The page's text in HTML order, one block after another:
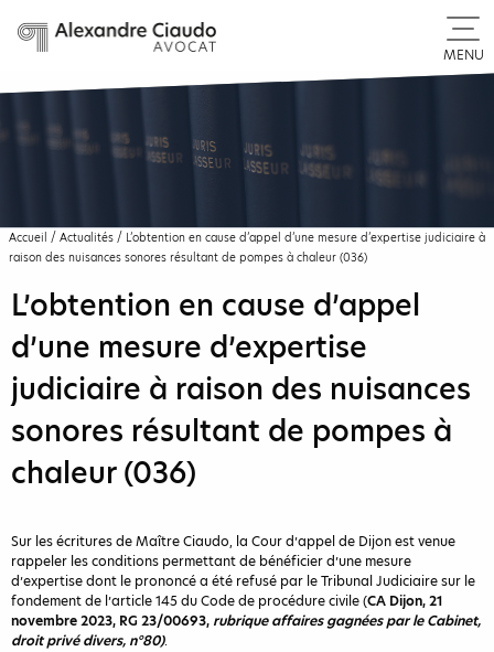
MENU
Accueil / Actualités / L’obtention en cause d’appel d’une mesure d’expertise judiciaire à
raison des nuisances sonores résultant de pompes à chaleur (036)
L’obtention en cause d’appel
d’une mesure d’expertise
judiciaire à raison des nuisances
sonores résultant de pompes à
chaleur (036)
Sur les écritures de Maître Ciaudo, la Cour d’appel de Dijon est venue
rappeler les conditions permettant de bénéficier d’une mesure
d’expertise dont le prononcé a été refusé par le Tribunal Judiciaire sur le
fondement de l’article 145 du Code de procédure civile (CA Dijon, 21
novembre 2023, RG 23/00693, rubrique affaires gagnées par le Cabinet,
droit privé divers, n°80).